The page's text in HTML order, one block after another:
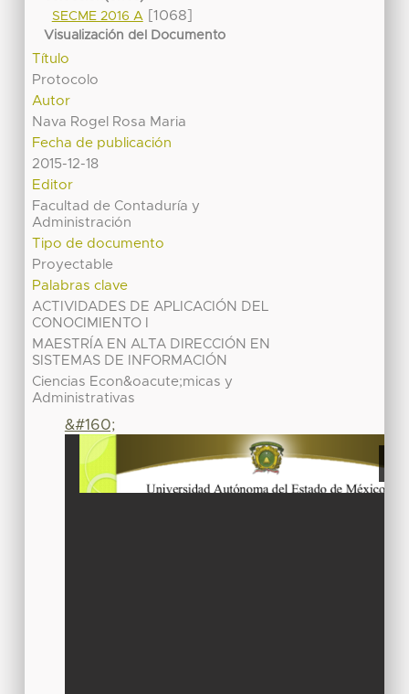
SECME 2016 A [1068]
Visualización del Documento
Título
Protocolo
Autor
Nava Rogel Rosa Maria
Fecha de publicación
2015-12-18
Editor
Facultad de Contaduría y
Administración
Tipo de documento
Proyectable
Palabras clave
ACTIVIDADES DE APLICACIÓN DEL
CONOCIMIENTO I
MAESTRÍA EN ALTA DIRECCIÓN EN
SISTEMAS DE INFORMACIÓN
Ciencias Econ&oacute;micas y
Administrativas
&#160;